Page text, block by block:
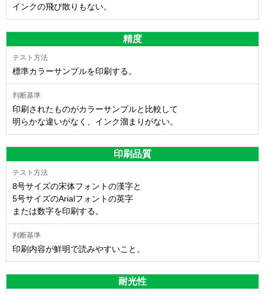
インクの飛び散りもない。
精度
標準カラーサンプルを印刷する。
印刷されたものがカラーサンプルと比較して
明らかな違いがなく、インク溜まりがない。
印刷品質
8号サイズの宋体フォントの漢字と
5号サイズのArialフォントの英字
または数字を印刷する。
印刷内容が鮮明で読みやすいこと。
耐光性